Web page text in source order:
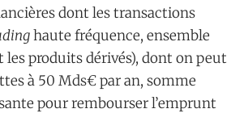
dont les transactions
haute fréquence, ensemble
les produits dérivés), dont on peut
à 50 Mds€ par an, somme
pour rembourser l’emprunt